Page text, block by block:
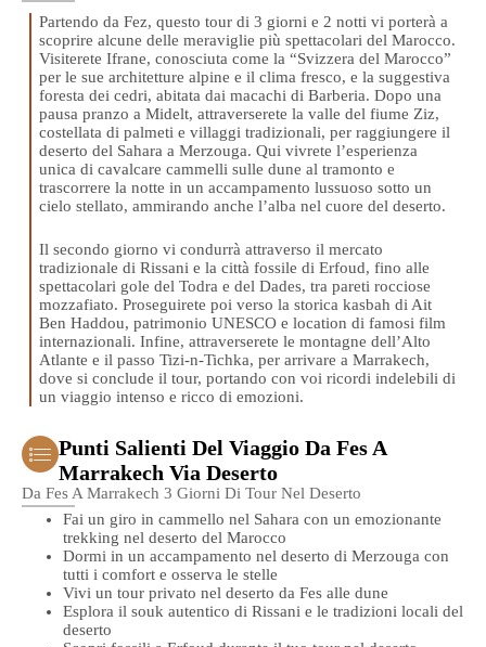
Partendo da Fez, questo tour di 3 giorni e 2 notti vi porterà a
scoprire alcune delle meraviglie più spettacolari del Marocco.
Visiterete Ifrane, conosciuta come la “Svizzera del Marocco”
per le sue architetture alpine e il clima fresco, e la suggestiva
foresta dei cedri, abitata dai macachi di Barberia. Dopo una
pausa pranzo a Midelt, attraverserete la valle del fiume Ziz,
costellata di palmeti e villaggi tradizionali, per raggiungere il
deserto del Sahara a Merzouga. Qui vivrete l’esperienza
unica di cavalcare cammelli sulle dune al tramonto e
trascorrere la notte in un accampamento lussuoso sotto un
cielo stellato, ammirando anche l’alba nel cuore del deserto.
Il secondo giorno vi condurrà attraverso il mercato
tradizionale di Rissani e la città fossile di Erfoud, fino alle
spettacolari gole del Todra e del Dades, tra pareti rocciose
mozzafiato. Proseguirete poi verso la storica kasbah di Ait
Ben Haddou, patrimonio UNESCO e location di famosi film
internazionali. Infine, attraverserete le montagne dell’Alto
Atlante e il passo Tizi-n-Tichka, per arrivare a Marrakech,
dove si conclude il tour, portando con voi ricordi indelebili di
un viaggio intenso e ricco di emozioni.
Punti Salienti Del Viaggio Da Fes A
Marrakech Via Deserto
Da Fes A Marrakech 3 Giorni Di Tour Nel Deserto
Fai un giro in cammello nel Sahara con un emozionante
trekking nel deserto del Marocco
Dormi in un accampamento nel deserto di Merzouga con
tutti i comfort e osserva le stelle
Vivi un tour privato nel deserto da Fes alle dune
Esplora il souk autentico di Rissani e le tradizioni locali del
deserto